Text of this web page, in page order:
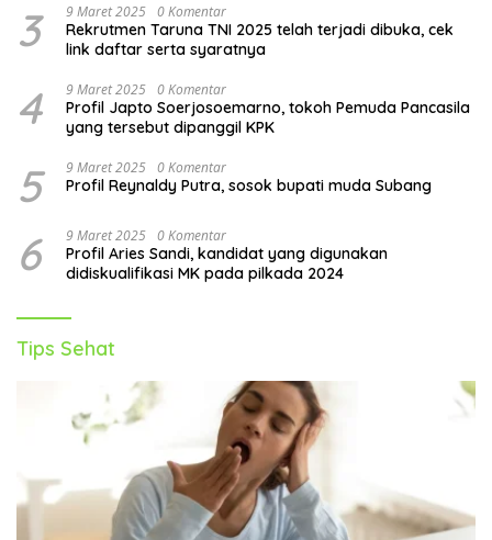
3 9 Maret 2025 0 Komentar
Rekrutmen Taruna TNI 2025 telah terjadi dibuka, cek
link daftar serta syaratnya
4 9 Maret 2025 0 Komentar
Profil Japto Soerjosoemarno, tokoh Pemuda Pancasila
yang tersebut dipanggil KPK
5 9 Maret 2025 0 Komentar
Profil Reynaldy Putra, sosok bupati muda Subang
6 9 Maret 2025 0 Komentar
Profil Aries Sandi, kandidat yang digunakan
didiskualifikasi MK pada pilkada 2024
Tips Sehat